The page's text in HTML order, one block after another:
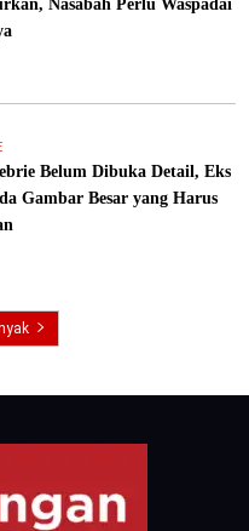
Nasabah Perlu Waspadai
Belum Dibuka Detail, Eks
Gambar Besar yang Harus